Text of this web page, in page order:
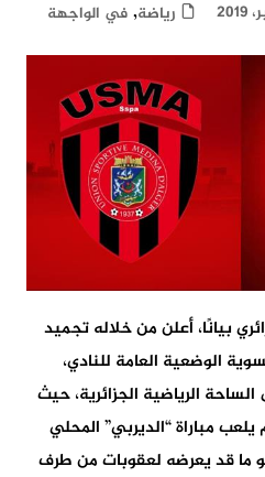
رياضة, في الواجهة
بيانًا، أعلن من خلاله تجميد
الوضعية العامة للنادي،
الرياضية الجزائرية، حيث
مباراة “الديربي” المحلي
ما قد يعرضه لعقوبات من طرف